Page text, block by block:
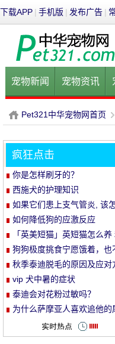
下载APP | 手机版 | 发布广告 |
宠物新闻 宠物资讯
健康饮食 宠物美容
P
et
Pet321中华宠物网首页
›
疯狂点击
你是怎样刷牙的？
西施犬的护理知识
如果它们患上支气管炎, 该
如何降低狗的应激反应
「英美短猫」英短猫怎么
养哪种比较好呢
狗狗极度挑食宁愿饿着，也
教你五招轻松解决！
秋季泰迪脱毛的原因及应对
vip 犬中暑的症状
泰迪会对花粉过敏吗？
为什么萨摩亚人喜欢追他的